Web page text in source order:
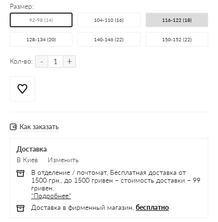
Размер:
92-98 (14) 104-110 (16) 116-122 (18)
128-134 (20) 140-146 (22) 150-152 (22)
Кол-во: - +
Как заказать
Доставка
В Киев
Изменить
В отделение / почтомат, Бесплатная доставка от
1500 грн., до 1500 гривен – стоимость доставки – 99
гривен.
"Подробнее"
Доставка в фирменный магазин, бесплатно